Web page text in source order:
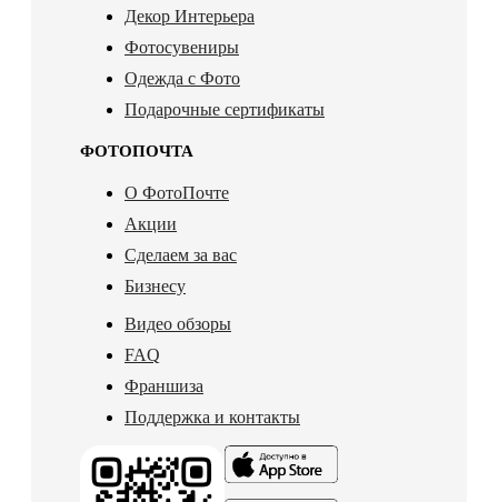
Декор Интерьера
Фотосувениры
Одежда с Фото
Подарочные сертификаты
ФОТОПОЧТА
О ФотоПочте
Акции
Сделаем за вас
Бизнесу
Видео обзоры
FAQ
Франшиза
Поддержка и контакты